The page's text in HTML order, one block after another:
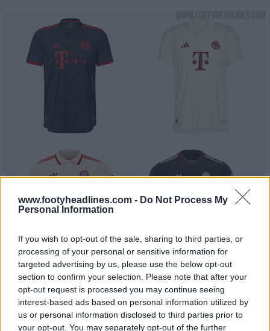
www.footyheadlines.com - Do Not Process My
Personal Information
If you wish to opt-out of the sale, sharing to third parties, or
processing of your personal or sensitive information for
targeted advertising by us, please use the below opt-out
section to confirm your selection. Please note that after your
opt-out request is processed you may continue seeing
interest-based ads based on personal information utilized by
us or personal information disclosed to third parties prior to
your opt-out. You may separately opt-out of the further